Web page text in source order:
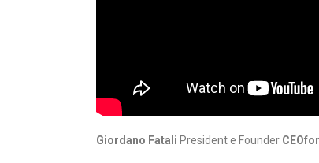
Giordano Fatali President e Founder